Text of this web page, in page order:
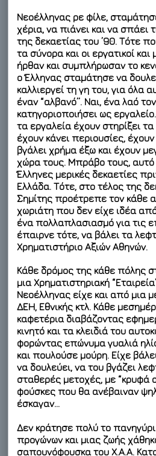
Νεοέλληνας ρε φίλε,
χέρια, να πιάνει και να
της δεκαετίας του ’90. Τότε
τα σύνορα και οι εργατικοί
ήρθαν και συμπλήρωσαν το
ο Έλληνας σταμάτησε να
καλλιεργεί τη γη του, για όλα
έναν “αλβανό”. Ναι, ένα λαό
κατηγοριοποιήσει ως
τα εργαλεία έχουν στηρίξει
έχουν κάνει περιουσίες,
βγάλει χρήμα έξω και έχουν
χώρα τους. Μπράβο τους, αυτό
Έλληνες μερικές δεκαετίες
Ελλάδα. Τότε, στο τέλος της
Σημίτης προέτρεπε τον κάθε
χωριάτη που δεν είχε ιδέα
ένα πολλαπλασιασμό για τις
έπαιρνε τότε, να βάλει τα
Χρηματιστήριο Αξιών Αθηνών.
Κάθε δρόμος της κάθε πόλης
μια Χρηματιστηριακή
Νεοέλληνας είχε και από μια
ΔΕΗ, Εθνικής κτλ. Κάθε
καφετέρια διαβάζοντας
κινητό και τα κλειδιά του
φορώντας επώνυμα γυαλιά
και πουλούσε μούρη. Είχε
να δουλεύει, να του βγάζει
σταθερές μετοχές, με “κρυφά
φούσκες που θα ανέβαιναν
έσκαγαν…
Δεν κράτησε πολύ το
προγώνων και μιας ζωής
σαπουνόφουσκα του Χ.Α.Α.